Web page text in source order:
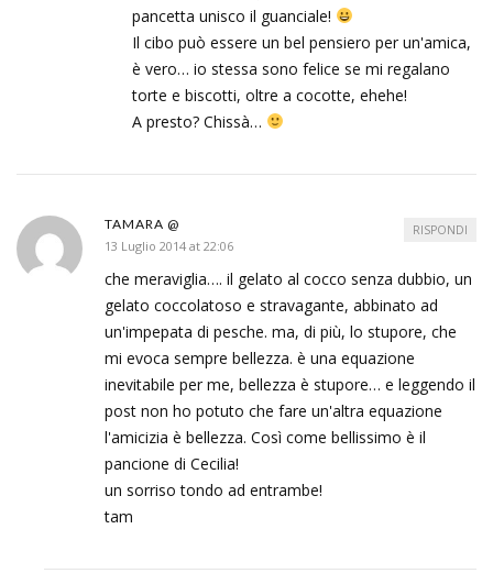
pancetta unisco il guanciale!
Il cibo può essere un bel pensiero per un'amica,
è vero… io stessa sono felice se mi regalano
torte e biscotti, oltre a cocotte, ehehe!
A presto? Chissà…
TAMARA @
13 Luglio 2014 at 22:06
che meraviglia…. il gelato al cocco senza dubbio, un
gelato coccolatoso e stravagante, abbinato ad
un'impepata di pesche. ma, di più, lo stupore, che
mi evoca sempre bellezza. è una equazione
inevitabile per me, bellezza è stupore… e leggendo il
post non ho potuto che fare un'altra equazione
l'amicizia è bellezza. Così come bellissimo è il
pancione di Cecilia!
un sorriso tondo ad entrambe!
tam
RISPONDI